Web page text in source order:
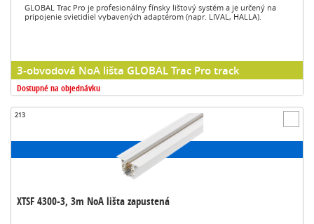
GLOBAL Trac Pro je profesionálny fínsky lištový systém a je určený na
pripojenie svietidiel vybavených adaptérom (napr. LIVAL, HALLA).
3-obvodová NoA lišta GLOBAL Trac Pro track
Dostupné na objednávku
213
XTSF 4300-3, 3m NoA lišta zapustená